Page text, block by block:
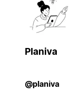
Planiva
@planiva